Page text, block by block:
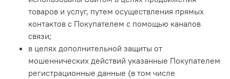
товаров и услуг, путем осуществления прямых
контактов с Покупателем с помощью каналов
связи;
в целях дополнительной защиты от
мошеннических действий указанные Покупателем
регистрационные данные (в том числе